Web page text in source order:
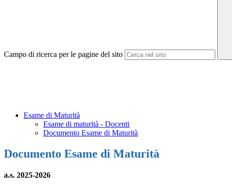
Campo di ricerca per le pagine del sito
Esame di Maturità
Esame di maturità - Docenti
Documento Esame di Maturità
Documento Esame di Maturità
a.s. 2025-2026